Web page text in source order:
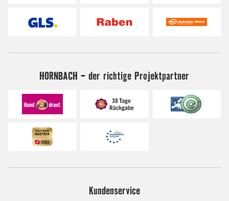
HORNBACH - der richtige Projektpartner
Kundenservice